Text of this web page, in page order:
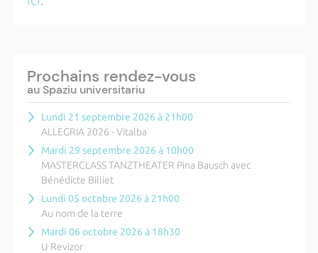
Prochains rendez-vous
au Spaziu universitariu
Lundi 21 septembre 2026 à 21h00
ALLEGRIA 2026 - Vitalba
Mardi 29 septembre 2026 à 10h00
MASTERCLASS TANZTHEATER Pina Bausch avec
Bénédicte Billiet
Lundi 05 octobre 2026 à 21h00
Au nom de la terre
Mardi 06 octobre 2026 à 18h30
U Revizor